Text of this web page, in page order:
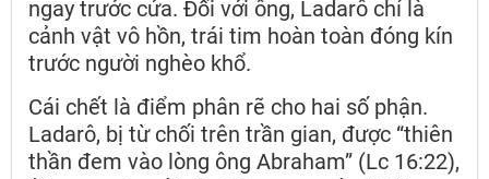
ngay trước cửa. Đối với ông, Ladarô chỉ là
cảnh vật vô hồn, trái tim hoàn toàn đóng kín
trước người nghèo khổ.
Cái chết là điểm phân rẽ cho hai số phận.
Ladarô, bị từ chối trên trần gian, được “thiên
thần đem vào lòng ông Abraham” (Lc 16:22),